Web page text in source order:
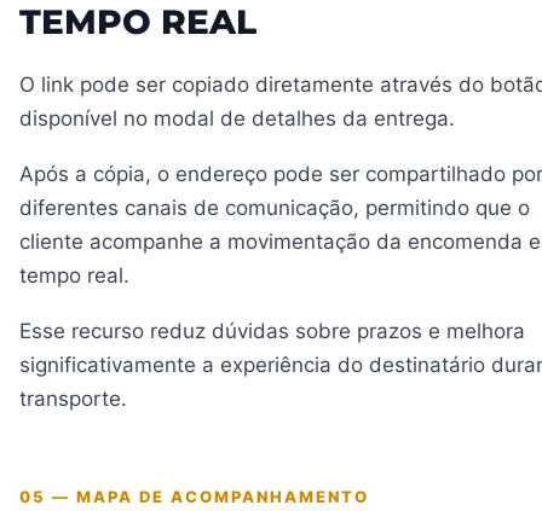
TEMPO REAL
O link pode ser copiado diretamente através do
disponível no modal de detalhes da entrega.
Após a cópia, o endereço pode ser compartilhado por
diferentes canais de comunicação, permitindo que o
cliente acompanhe a movimentação da encomenda
tempo real.
Esse recurso reduz dúvidas sobre prazos e melhora
significativamente a experiência do destinatário
transporte.
05 — MAPA DE ACOMPANHAMENTO